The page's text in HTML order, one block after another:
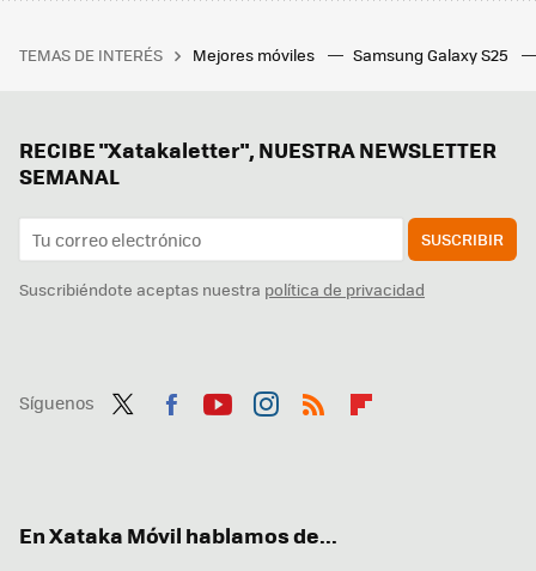
TEMAS DE INTERÉS Mejores móviles Samsung Galaxy S25
RECIBE "Xatakaletter", NUESTRA NEWSLETTER
SEMANAL
SUSCRIBIR
Suscribiéndote aceptas nuestra política de privacidad
Síguenos
En Xataka Móvil hablamos de...